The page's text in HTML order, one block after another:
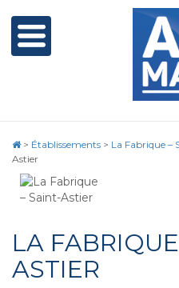
> Établissements > La Fabrique –
Astier
LA
ASTIER